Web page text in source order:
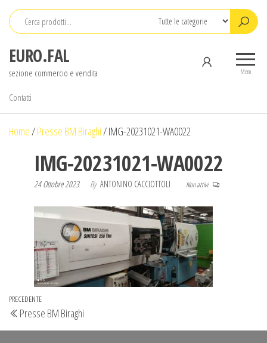
Salta
contenuto
EURO.FAL
sezione commercio e vendita Menu
Contatti
Home/Presse BM Biraghi/IMG-20231021-WA0022
IMG-20231021-WA0022
24 Ottobre 2023 By ANTONINO CACCIOTTOLI Non attivi
Navigazione
articoli
Articolo
precedente
PRECEDENTE
Presse BM Biraghi